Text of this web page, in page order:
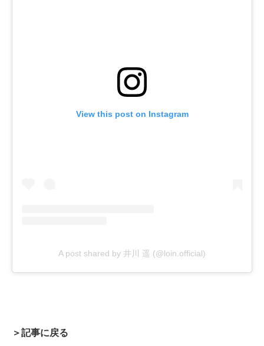
View this post on Instagram
A post shared by 井川 遥 (@loin.official)
＞記事に戻る